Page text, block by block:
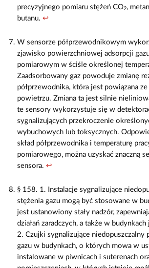
precyzyjnego pomiaru stężeń CO2,
butanu. ↩
W sensorze półprzewodnikowym
zjawisko powierzchniowej adsorpcji
pomiarowym w ściśle określonej
Zaadsorbowany gaz powoduje zmianę
półprzewodnika, która jest powiązana
powietrzu. Zmiana ta jest silnie
te sensory wykorzystuje się w
sygnalizujących przekroczenie
wybuchowych lub toksycznych.
skład półprzewodnika i temperaturę
pomiarowego, można uzyskać znaczną
sensora. ↩
§ 158. 1. Instalacje sygnalizujące
stężenia gazu mogą być stosowane w
jest ustanowiony stały nadzór,
działań zaradczych, a także w
2. Czujki sygnalizujące niedopuszczalny
gazu w budynkach, o których mowa w
instalowane w piwnicach i suterenach